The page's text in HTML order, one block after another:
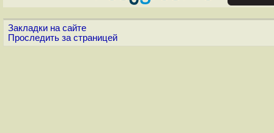
Закладки на сайте
Проследить за страницей